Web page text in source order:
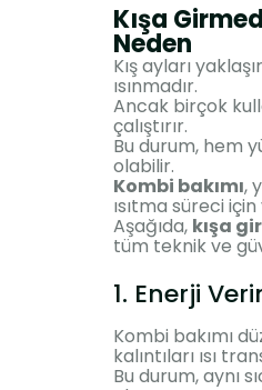
Kışa
Neden
Kış ayları
ısınmadır.
Ancak birçok
çalıştırır.
Bu durum, hem
olabilir.
Kombi bakımı,
ısıtma süreci
Aşağıda, kışa
tüm teknik ve
1. Enerji
Kombi bakımı
kalıntıları ısı
Bu durum, aynı